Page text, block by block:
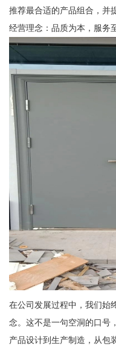
推荐最合适的产品组合，并
经营理念：品质为本，服务
在公司发展过程中，我们始
念。这不是一句空洞的口号
产品设计到生产制造，从包